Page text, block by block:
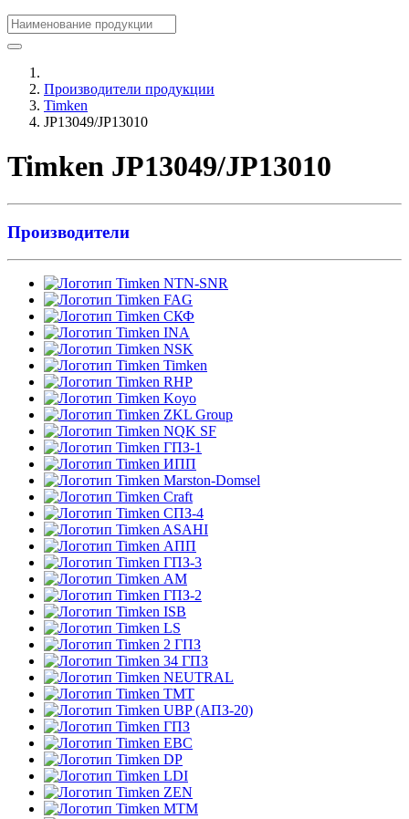
Производители продукции
Timken
JP13049/JP13010
Timken JP13049/JP13010
Производители
NTN-SNR
FAG
СКФ
INA
NSK
Timken
RHP
Koyo
ZKL Group
NQK SF
ГПЗ-1
ИПП
Marston-Domsel
Craft
СПЗ-4
ASAHI
АПП
ГПЗ-3
АМ
ГПЗ-2
ISB
LS
2 ГПЗ
34 ГПЗ
NEUTRAL
TMT
UBP (АПЗ-20)
ГПЗ
EBC
DP
LDI
ZEN
MTM